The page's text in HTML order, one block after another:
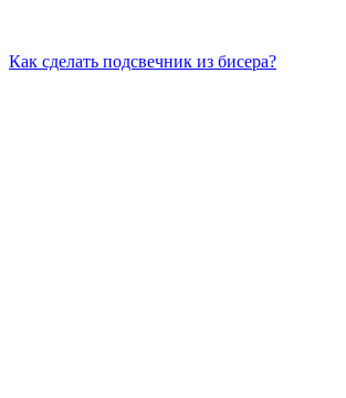
Как сделать подсвечник из бисера?